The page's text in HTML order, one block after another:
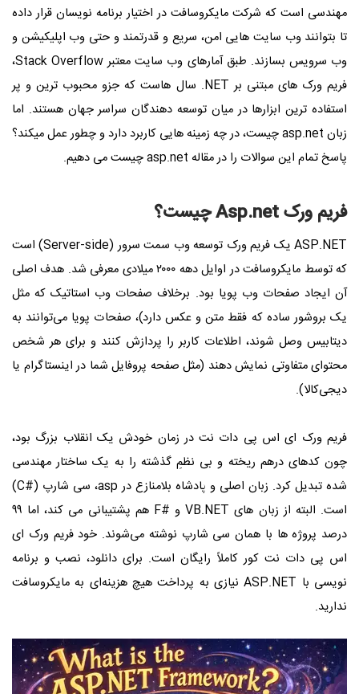
مهندسی است که شرکت مایکروسافت در اختیار برنامه ‌نویسان قرار داده
تا بتوانند وب ‌سایت ‌هایی امن، سریع و قدرتمند و حتی وب اپلیکیشن و
وب سرویس بسازند. طبق آمارهای وب ‌سایت معتبر Stack Overflow،
فریم‌ ورک ‌های مبتنی بر NET. سال ‌هاست که جزو محبوب ‌ترین و پر
استفاده‌ ترین ابزارها در میان توسعه‌ دهندگان سراسر جهان هستند. اما
زبان asp.net چیست، در چه زمینه هایی کاربرد دارد و چطور عمل میکند؟
پاسخ تمام این سوالات را در مقاله asp.net چیست می دهیم.
فریم ورک Asp.net چیست؟
ASP.NET یک فریم‌ ورک توسعه وب سمت سرور (Server-side) است
که توسط مایکروسافت در اوایل دهه ۲۰۰۰ میلادی معرفی شد. هدف اصلی
آن ایجاد صفحات وب پویا بود. برخلاف صفحات وب استاتیک که مثل
یک بروشور ساده که فقط متن و عکس دارد)، صفحات پویا می‌توانند به
دیتابیس وصل شوند، اطلاعات کاربر را پردازش کنند و برای هر شخص
محتوای متفاوتی نمایش دهند (مثل صفحه پروفایل شما در اینستاگرام یا
دیجی‌کالا).
فریم‌ ورک ای اس پی دات نت در زمان خودش یک انقلاب بزرگ بود،
چون کدهای درهم ‌ریخته و بی ‌نظمِ گذشته را به یک ساختار مهندسی
‌شده تبدیل کرد. زبان اصلی و پادشاه بلامنازع در asp، سی ‌شارپ (#C)
است. البته از زبان ‌های VB.NET و #F هم پشتیبانی می کند، اما ۹۹
درصد پروژه‌ ها با همان سی‌ شارپ نوشته می‌شوند. خود فریم ‌ورک ای
اس پی دات نت کور کاملاً رایگان است. برای دانلود، نصب و برنامه
‌نویسی با ASP.NET نیازی به پرداخت هیچ هزینه‌ای به مایکروسافت
ندارید.